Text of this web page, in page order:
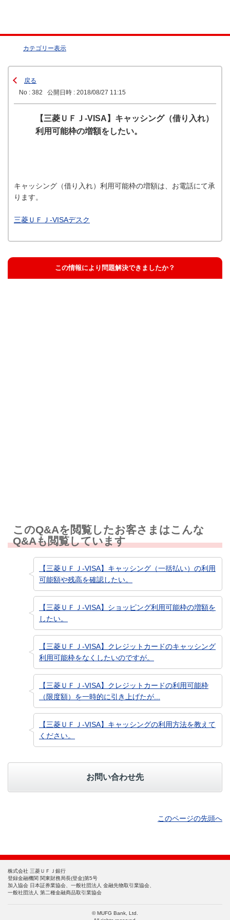
カテゴリー表示
戻る
No : 382
公開日時 : 2018/08/27 11:15
【三菱ＵＦＪ-VISA】キャッシング（借り入れ）
利用可能枠の増額をしたい。
キャッシング（借り入れ）利用可能枠の増額は、お電話にて承
ります。
三菱ＵＦＪ-VISAデスク
この情報により問題解決できましたか？
このQ&Aを閲覧したお客さまはこんな
Q&Aも閲覧しています
【三菱ＵＦＪ-VISA】キャッシング（一括払い）の利用
可能額や残高を確認したい。
【三菱ＵＦＪ-VISA】ショッピング利用可能枠の増額を
したい。
【三菱ＵＦＪ-VISA】クレジットカードのキャッシング
利用可能枠をなくしたいのですが。
【三菱ＵＦＪ-VISA】クレジットカードの利用可能枠
（限度額）を一時的に引き上げたが...
【三菱ＵＦＪ-VISA】キャッシングの利用方法を教えて
ください。
お問い合わせ先
このページの先頭へ
株式会社 三菱ＵＦＪ銀行
登録金融機関 関東財務局長(登金)第5号
加入協会 日本証券業協会、一般社団法人 金融先物取引業協会、
一般社団法人 第二種金融商品取引業協会
© MUFG Bank, Ltd.